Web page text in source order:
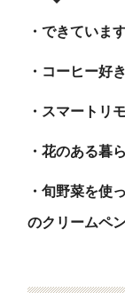
・できていま
・コーヒー好
・スマートリ
・花のある暮
・旬野菜を使
のクリームペ